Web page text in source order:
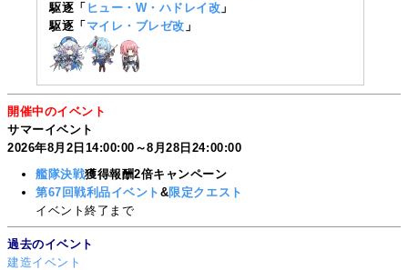
駆逐「 ヒュー・W・ハドレイ改 」
駆逐「 マイレ・ブレゼ改 」
開催中のイベント
サマーイベント
2026年8月2日14:00:00～8月28日24:00:00
艦隊決戦獲得報酬2倍キャンペーン
第67回戦利品イベント &限定クエスト
イベント終了まで
過去のイベント
建造イベント